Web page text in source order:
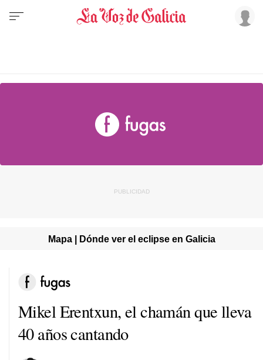
Mapa | Dónde ver el eclipse en Galicia
Mikel Erentxun, el chamán que lleva
40 años cantando